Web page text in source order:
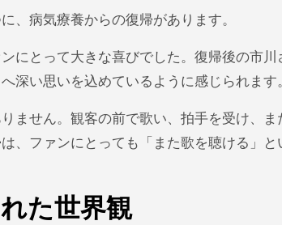
、病気療養からの復帰があります。
にとって大きな喜びでした。復帰後の市川
深い思いを込めているように感じられます。
ません。観客の前で歌い、拍手を受け、ま
、ファンにとっても「また歌を聴ける」
た世界観